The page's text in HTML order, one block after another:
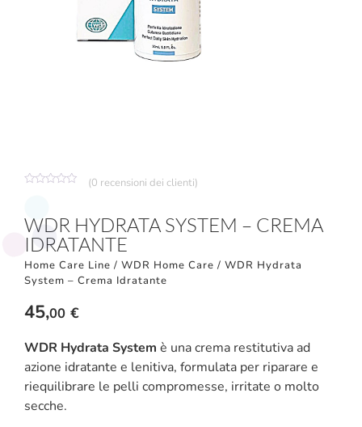
5
(0 recensioni dei clienti)
WDR HYDRATA SYSTEM – CREMA
IDRATANTE
Home Care Line / WDR Home Care / WDR Hydrata
System – Crema Idratante
45,00 €
WDR Hydrata System è una crema restitutiva ad
azione idratante e lenitiva, formulata per riparare e
riequilibrare le pelli compromesse, irritate o molto
secche.